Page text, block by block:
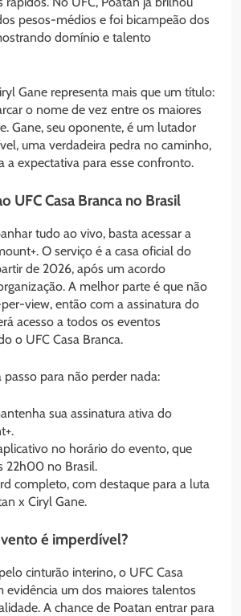
pesos-médios e foi bicampeão dos
domínio e talento
Gane representa mais que um título:
o nome de vez entre os maiores
Gane, seu oponente, é um lutador
uma verdadeira pedra no caminho,
a expectativa para esse confronto.
UFC Casa Branca no Brasil
tudo ao vivo, basta acessar a
O serviço é a casa oficial do
de 2026, após um acordo
A melhor parte é que não
view, então com a assinatura do
acesso a todos os eventos
o UFC Casa Branca.
passo para não perder nada:
sua assinatura ativa do
no horário do evento, que
22h00 no Brasil.
completo, com destaque para a luta
x Ciryl Gane.
é imperdível?
cinturão interino, o UFC Casa
evidência um dos maiores talentos
A chance de Poatan entrar para